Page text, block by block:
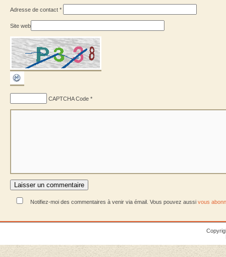
Adresse de contact *
Site web
CAPTCHA Code *
Notifiez-moi des commentaires à venir via émail. Vous pouvez aussi vous